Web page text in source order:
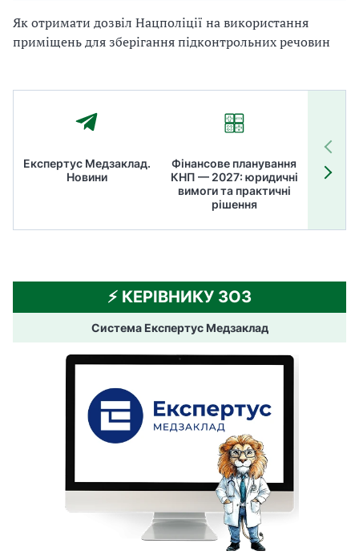
Як отримати дозвіл Нацполіції на використання
приміщень для зберігання підконтрольних речовин
Експертус Медзаклад.
Новини
Фінансове планування
КНП — 2027: юридичні
вимоги та практичні
рішення
⚡️ КЕРІВНИКУ ЗОЗ
Система Експертус Медзаклад